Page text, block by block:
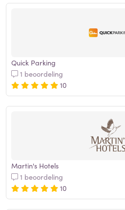
Quick Parking
1 beoordeling
10
Martin's Hotels
1 beoordeling
10